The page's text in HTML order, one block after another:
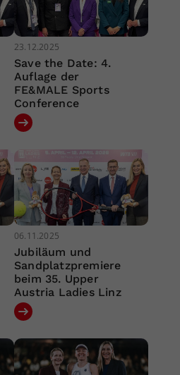
23.12.2025
Save the Date: 4.
Auflage der
FE&MALE Sports
Conference
06.11.2025
Jubiläum und
Sandplatzpremiere
beim 35. Upper
Austria Ladies Linz